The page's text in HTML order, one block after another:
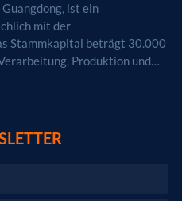
ist ein
mit der
Stammkapital beträgt 30.000
Produktion und
dürfen die
durch die
werden.)